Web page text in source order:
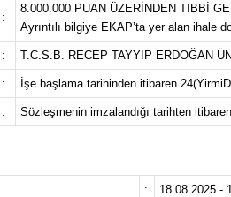
:
8.000.000 PUAN ÜZERİNDEN TIBBİ
Ayrıntılı bilgiye EKAP’ta yer alan ihale
: T.C.S.B. RECEP TAYYİP ERDOĞAN
: İşe başlama tarihinden itibaren
: Sözleşmenin imzalandığı tarihten
: 18.08.2025 -